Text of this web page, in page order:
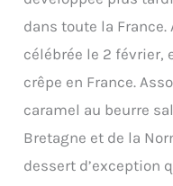
dans toute la France.
célébrée le 2 février,
crêpe en France.
caramel au beurre
Bretagne et de la
dessert d’exception